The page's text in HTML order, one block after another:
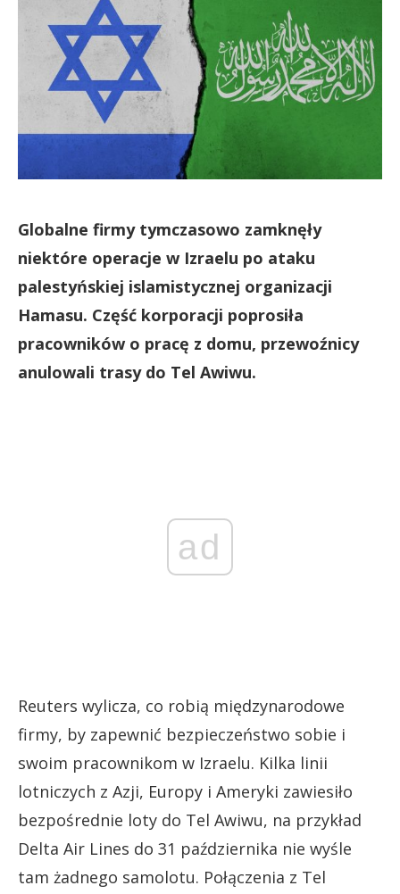
Globalne firmy tymczasowo zamknęły
niektóre operacje w Izraelu po ataku
palestyńskiej islamistycznej organizacji
Hamasu. Część korporacji poprosiła
pracowników o pracę z domu, przewoźnicy
anulowali trasy do Tel Awiwu.
ad
Reuters wylicza, co robią międzynarodowe
firmy, by zapewnić bezpieczeństwo sobie i
swoim pracownikom w Izraelu. Kilka linii
lotniczych z Azji, Europy i Ameryki zawiesiło
bezpośrednie loty do Tel Awiwu, na przykład
Delta Air Lines do 31 października nie wyśle
tam żadnego samolotu. Połączenia z Tel